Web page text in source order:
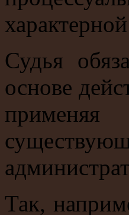
Судья
основе
Так,